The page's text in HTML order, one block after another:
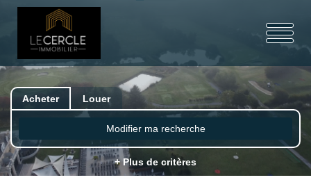
Acheter Louer
Modifier ma recherche
+ Plus de critères